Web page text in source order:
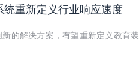
统重新定义行业响应速度
的解决方案，有望重新定义教育装